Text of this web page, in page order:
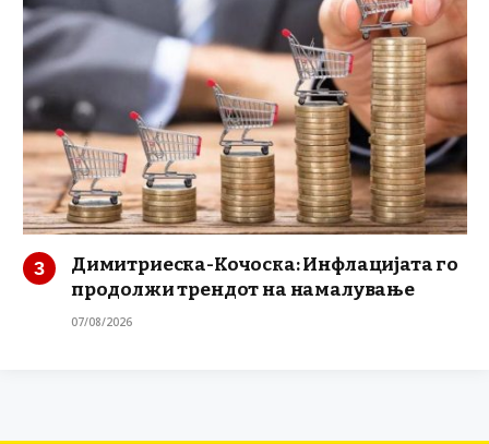
Димитриеска-Кочоска: Инфлацијата го
продолжи трендот на намалување
07/08/2026